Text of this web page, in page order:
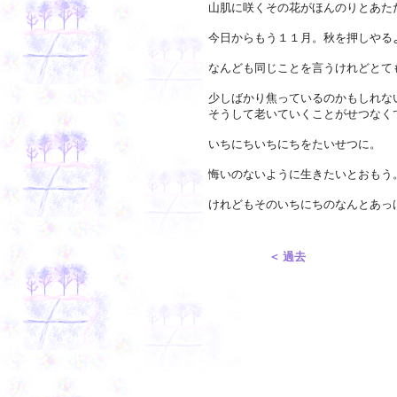
山肌に咲くその花がほんのりとあ
今日からもう１１月。秋を押しや
なんども同じことを言うけれどと
少しばかり焦っているのかもしれな
そうして老いていくことがせつな
いちにちいちにちをたいせつに。
悔いのないように生きたいとおもう
けれどもそのいちにちのなんとあ
＜ 過去